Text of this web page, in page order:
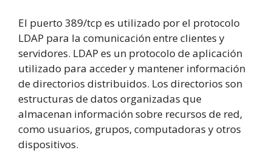
El puerto 389/tcp es utilizado por el protocolo
LDAP para la comunicación entre clientes y
servidores. LDAP es un protocolo de aplicación
utilizado para acceder y mantener información
de directorios distribuidos. Los directorios son
estructuras de datos organizadas que
almacenan información sobre recursos de red,
como usuarios, grupos, computadoras y otros
dispositivos.